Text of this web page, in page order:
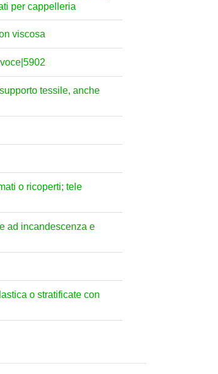
per cappelleria
viscosa
tessile, anche
o ricoperti; tele
ad incandescenza e
o stratificate con